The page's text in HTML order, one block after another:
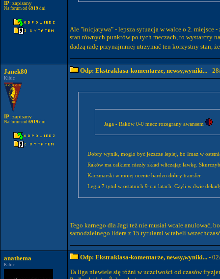
IP: zapisany
Na forum od 6919 dni
Ale "inicjatywa" - lepsza sytuacja w walce o 2. miejsce
stan równych punktów po tych meczach, to wystarczy
dadzą radę przynajmniej utrzymać ten korzystny stan,
Janek80
Kibic
IP: zapisany
Na forum od 6919 dni
Odp: Ekstraklasa-komentarze, newsy,wyniki... -
Jaga - Raków 0-0 mecz rozegrany awansem
Dobry wynik, moglo być jezzcze lepiej, bo Imaz w
Raków ma całkiem niezły skład wliczając ławkę.
Kaczmarski w mojej ocenie bardzo dobry transfer.
Legia 7 tytuł w ostatnich 9-ciu latach. Czyli w dwie
Tego karnego dla Jagi też nie musiał wcale anulować,
samodzielnego lidera z 15 tytułami w tabeli
anathema
Kibic
Odp: Ekstraklasa-komentarze, newsy,wyniki... -
Ta liga niewiele się różni w uczciwości od czasów